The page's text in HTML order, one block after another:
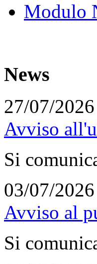
Modulo
News
27/07/2026
Avviso
Si
03/07/2026
Avviso al
Si